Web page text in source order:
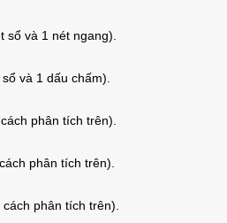
sổ và 1 nét ngang).
và 1 dấu chấm).
phân tích trên).
phân tích trên).
phân tích trên).